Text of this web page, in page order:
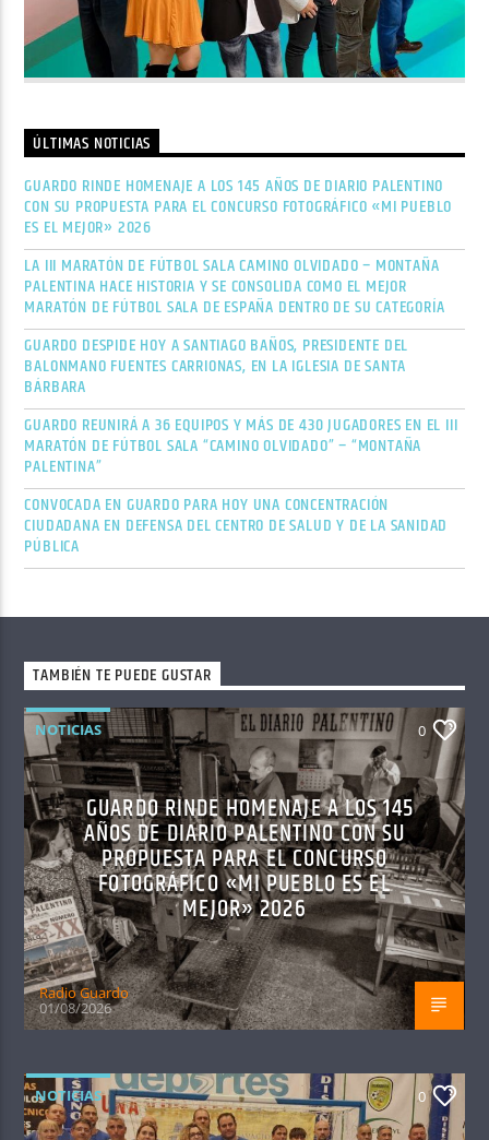
ÚLTIMAS NOTICIAS
GUARDO RINDE HOMENAJE A LOS 145 AÑOS DE DIARIO PALENTINO
CON SU PROPUESTA PARA EL CONCURSO FOTOGRÁFICO «MI PUEBLO
ES EL MEJOR» 2026
LA III MARATÓN DE FÚTBOL SALA CAMINO OLVIDADO – MONTAÑA
PALENTINA HACE HISTORIA Y SE CONSOLIDA COMO EL MEJOR
MARATÓN DE FÚTBOL SALA DE ESPAÑA DENTRO DE SU CATEGORÍA
GUARDO DESPIDE HOY A SANTIAGO BAÑOS, PRESIDENTE DEL
BALONMANO FUENTES CARRIONAS, EN LA IGLESIA DE SANTA
BÁRBARA
GUARDO REUNIRÁ A 36 EQUIPOS Y MÁS DE 430 JUGADORES EN EL III
MARATÓN DE FÚTBOL SALA “CAMINO OLVIDADO” – “MONTAÑA
PALENTINA”
CONVOCADA EN GUARDO PARA HOY UNA CONCENTRACIÓN
CIUDADANA EN DEFENSA DEL CENTRO DE SALUD Y DE LA SANIDAD
PÚBLICA
TAMBIÉN TE PUEDE GUSTAR
NOTICIAS 0
GUARDO RINDE HOMENAJE A LOS 145
AÑOS DE DIARIO PALENTINO CON SU
PROPUESTA PARA EL CONCURSO
FOTOGRÁFICO «MI PUEBLO ES EL
MEJOR» 2026
Radio Guardo
01/08/2026
NOTICIAS 0